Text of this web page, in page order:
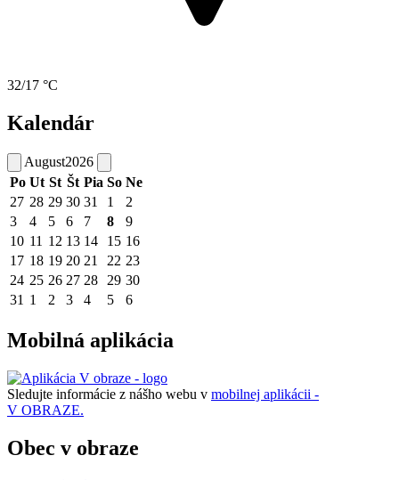
32/17 °C
Kalendár
August2026
Po Ut St Št Pia So Ne
27 28 29 30 31 1
2
3
4 5 6 7 8
9
10 11 12 13 14 15 16
17 18 19 20 21 22 23
24 25 26 27 28 29 30
31 1 2 3 4 5 6
Mobilná aplikácia
Sledujte informácie z nášho webu v mobilnej aplikácii -
V OBRAZE.
Obec v obraze